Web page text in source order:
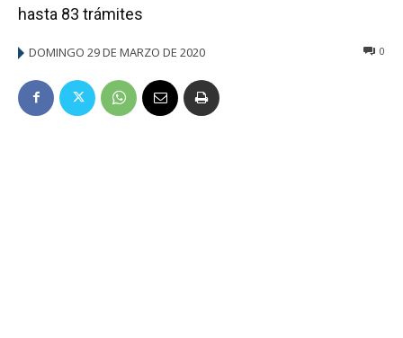
hasta 83 trámites
DOMINGO 29 DE MARZO DE 2020 0